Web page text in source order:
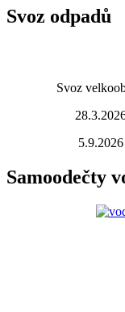
Svoz odpadů
Svoz
Samoodečty